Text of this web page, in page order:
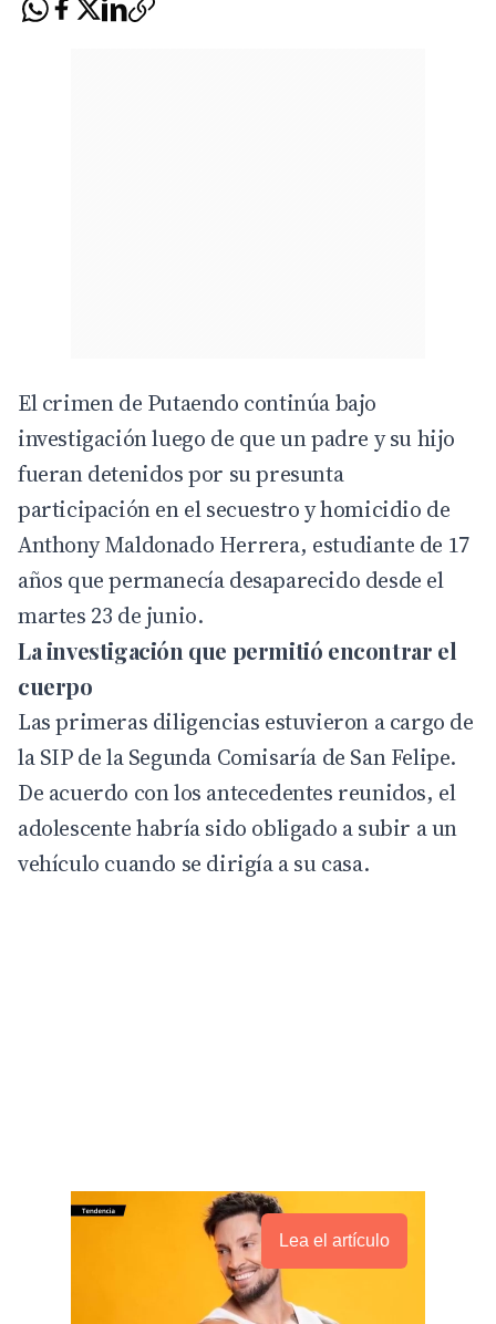
El crimen de Putaendo continúa bajo
investigación luego de que un padre y su hijo
fueran detenidos por su presunta
participación en el secuestro y homicidio de
Anthony Maldonado Herrera, estudiante de 17
años que permanecía desaparecido desde el
martes 23 de junio.
La investigación que permitió encontrar el
cuerpo
Las primeras diligencias estuvieron a cargo de
la SIP de la Segunda Comisaría de San Felipe.
De acuerdo con los antecedentes reunidos, el
adolescente habría sido obligado a subir a un
vehículo cuando se dirigía a su casa.
Lea el artículo